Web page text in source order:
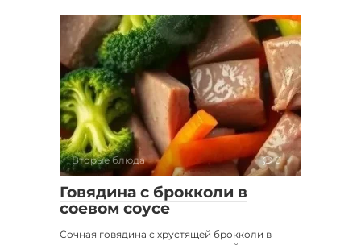
Вторые блюда 0
Говядина с брокколи в
соевом соусе
Сочная говядина с хрустящей брокколи в